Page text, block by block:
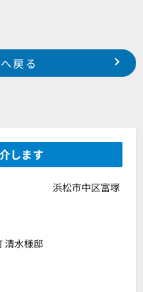
戻る
します
工 浜松市中区富塚
清水様邸